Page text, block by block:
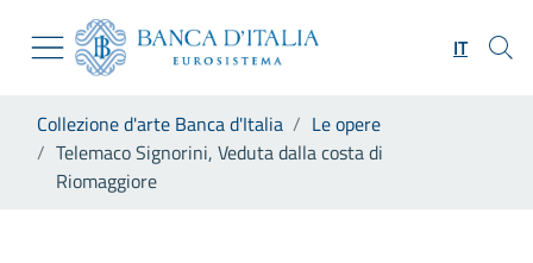
Skip to Main Content
Vai al sito istituzionale
Vai al menu di navigazione
Vai alla ricerca
Vai al footer
IT
Collezione d'arte Banca d'Italia
Le opere
Telemaco Signorini, Veduta dalla costa di
Riomaggiore